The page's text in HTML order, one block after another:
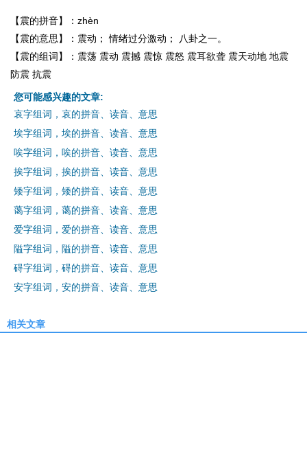
【震的拼音】：zhèn
【震的意思】：震动； 情绪过分激动； 八卦之一。
【震的组词】：震荡 震动 震撼 震惊 震怒 震耳欲聋 震天动地 地震
防震 抗震
您可能感兴趣的文章:
哀字组词，哀的拼音、读音、意思
埃字组词，埃的拼音、读音、意思
唉字组词，唉的拼音、读音、意思
挨字组词，挨的拼音、读音、意思
矮字组词，矮的拼音、读音、意思
蔼字组词，蔼的拼音、读音、意思
爱字组词，爱的拼音、读音、意思
隘字组词，隘的拼音、读音、意思
碍字组词，碍的拼音、读音、意思
安字组词，安的拼音、读音、意思
相关文章